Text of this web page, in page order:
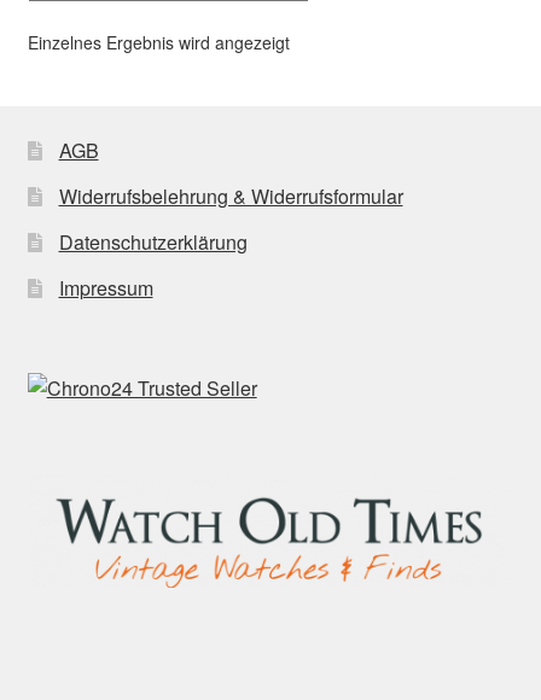
Einzelnes Ergebnis wird angezeigt
AGB
Widerrufsbelehrung & Widerrufsformular
Datenschutzerklärung
Impressum